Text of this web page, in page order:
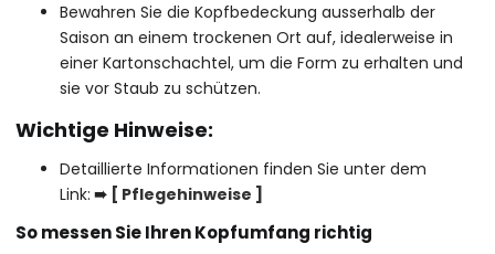
Bewahren Sie die Kopfbedeckung ausserhalb der
Saison an einem trockenen Ort auf, idealerweise in
einer Kartonschachtel, um die Form zu erhalten und
sie vor Staub zu schützen.
Wichtige Hinweise:
Detaillierte Informationen finden Sie unter dem
Link: ➠ [ Pflegehinweise ]
So messen Sie Ihren Kopfumfang richtig